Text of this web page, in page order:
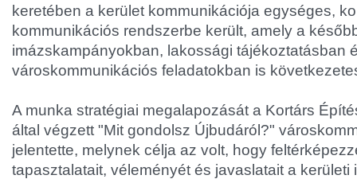
keretében a kerület kommunikációja egységes,
kommunikációs rendszerbe került, amely a
imázskampányokban, lakossági tájékoztatásban
városkommunikációs feladatokban is
A munka stratégiai megalapozását a Kortárs
által végzett "Mit gondolsz Újbudáról?"
jelentette, melynek célja az volt, hogy
tapasztalatait, véleményét és javaslatait a kerületi